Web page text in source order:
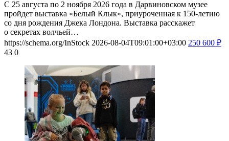
С 25 августа по 2 ноября 2026 года в Дарвиновском музее
пройдет выставка «Белый Клык», приуроченная к 150-летию
со дня рождения Джека Лондона. Выставка расскажет
о секретах волчьей…
https://schema.org/InStock 2026-08-04T09:01:00+03:00 250 600 ₽
43 0